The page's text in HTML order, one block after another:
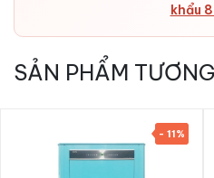
khẩu
SẢN PHẨM
- 11%